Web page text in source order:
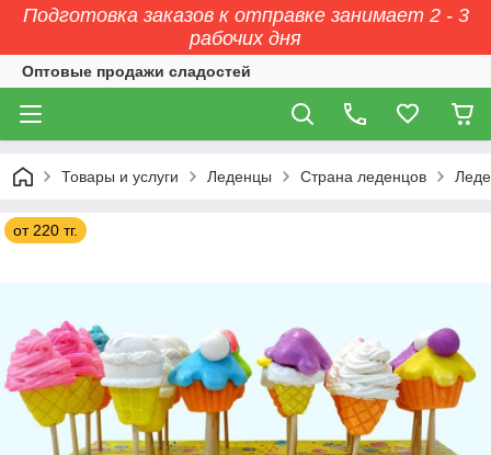
Подготовка заказов к отправке занимает 2 - 3
рабочих дня
Оптовые продажи сладостей
Товары и услуги Леденцы Страна леденцов
от 220 тг.